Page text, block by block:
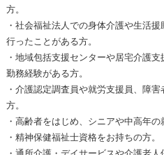
方。
・社会福祉法人での身体介護や生活
行ったことがある方。
・地域包括支援センターや居宅介護
勤務経験がある方。
・介護認定調査員や就労支援員、障
方。
・高齢者をはじめ、シニアや中高年
・精神保健福祉士資格をお持ちの方。